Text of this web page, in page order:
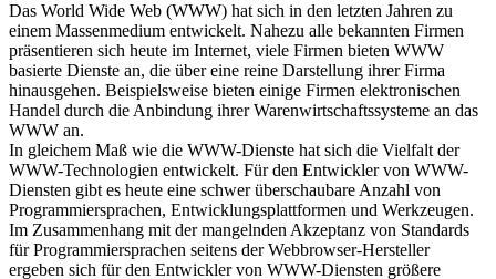
Inhaltsangabe:Einleitung:
Das World Wide Web (WWW) hat sich in den letzten Jahren zu
einem Massenmedium entwickelt. Nahezu alle bekannten Firmen
präsentieren sich heute im Internet, viele Firmen bieten WWW
basierte Dienste an, die über eine reine Darstellung ihrer Firma
hinausgehen. Beispielsweise bieten einige Firmen elektronischen
Handel durch die Anbindung ihrer Warenwirtschaftssysteme an das
WWW an.
In gleichem Maß wie die WWW-Dienste hat sich die Vielfalt der
WWW-Technologien entwickelt. Für den Entwickler von WWW-
Diensten gibt es heute eine schwer überschaubare Anzahl von
Programmiersprachen, Entwicklungsplattformen und Werkzeugen.
Im Zusammenhang mit der mangelnden Akzeptanz von Standards
für Programmiersprachen seitens der Webbrowser-Hersteller